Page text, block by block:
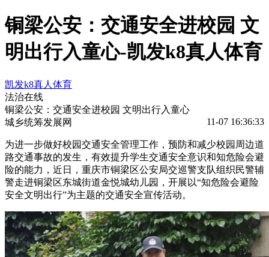
铜梁公安：交通安全进校园 文
明出行入童心-凯发k8真人体育
凯发k8真人体育
法治在线
铜梁公安：交通安全进校园 文明出行入童心
城乡统筹发展网
11-07 16:36:33
为进一步做好校园交通安全管理工作，预防和减少校园周边道
路交通事故的发生，有效提升学生交通安全意识和知危险会避
险的能力，近日，重庆市铜梁区公安局交巡警支队组织民警辅
警走进铜梁区东城街道金悦城幼儿园，开展以“知危险会避险
安全文明出行”为主题的交通安全宣传活动。